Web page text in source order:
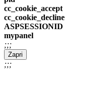
cc_cookie_accept
cc_cookie_decline
ASPSESSIONID
mypanel
;;;
Zapri
;;;